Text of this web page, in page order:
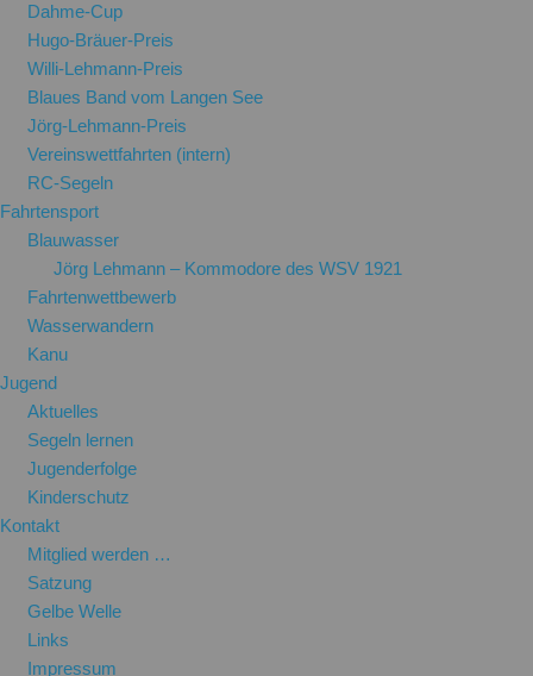
Dahme-Cup
Hugo-Bräuer-Preis
Willi-Lehmann-Preis
Blaues Band vom Langen See
Jörg-Lehmann-Preis
Vereinswettfahrten (intern)
RC-Segeln
Fahrtensport
Blauwasser
Jörg Lehmann – Kommodore des WSV 1921
Fahrtenwettbewerb
Wasserwandern
Kanu
Jugend
Aktuelles
Segeln lernen
Jugenderfolge
Kinderschutz
Kontakt
Mitglied werden …
Satzung
Gelbe Welle
Links
Impressum